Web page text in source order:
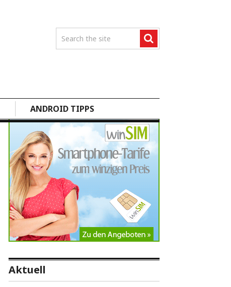
ANDROID TIPPS
Aktuell